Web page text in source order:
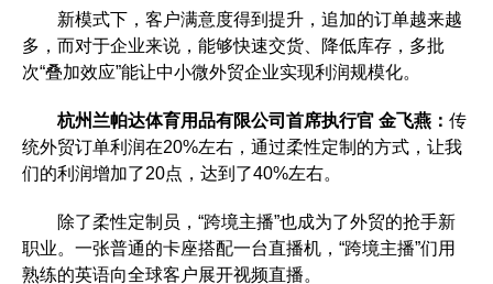
新模式下，客户满意度得到提升，追加的订单越来越
多，而对于企业来说，能够快速交货、降低库存，多批
次“叠加效应”能让中小微外贸企业实现利润规模化。
杭州兰帕达体育用品有限公司首席执行官 金飞燕： 传
统外贸订单利润在20%左右，通过柔性定制的方式，让我
们的利润增加了20点，达到了40%左右。
除了柔性定制员，“跨境主播”也成为了外贸的抢手新
职业。一张普通的卡座搭配一台直播机，“跨境主播”们用
熟练的英语向全球客户展开视频直播。